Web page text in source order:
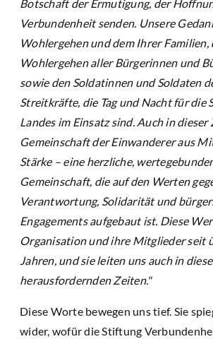
Botschaft der Ermutigung, der
Verbundenheit senden. Unsere
Wohlergehen und dem Ihrer Familien,
Wohlergehen aller Bürgerinnen und
sowie den Soldatinnen und Soldaten
Streitkräfte, die Tag und Nacht für die
Landes im Einsatz sind. Auch in
Gemeinschaft der Einwanderer aus
Stärke – eine herzliche,
Gemeinschaft, die auf den Werten
Verantwortung, Solidarität und
Engagements aufgebaut ist. Diese
Organisation und ihre Mitglieder seit
Jahren, und sie leiten uns auch in
herausfordernden Zeiten."
Diese Worte bewegen uns tief. Sie
wider, wofür die Stiftung